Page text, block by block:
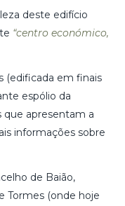
deste edifício
“centro económico,
(edificada em finais
espólio da
que apresentam a
informações sobre
de Baião,
Tormes (onde hoje